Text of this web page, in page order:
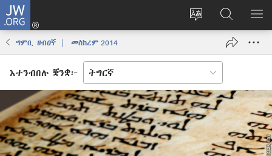
JW.ORG
ቋንቋ
እቶ
(opens
ኣብ
JW.ORG
ድለ
ግምቢ ዘብዐኛ | መስከረም 2014
እተንብበሉ ቛንቋ፦